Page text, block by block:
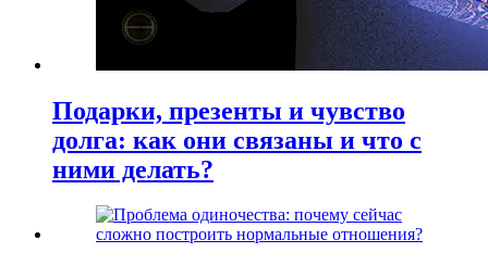
Подарки, презенты и чувство
долга: как они связаны и что с
ними делать?